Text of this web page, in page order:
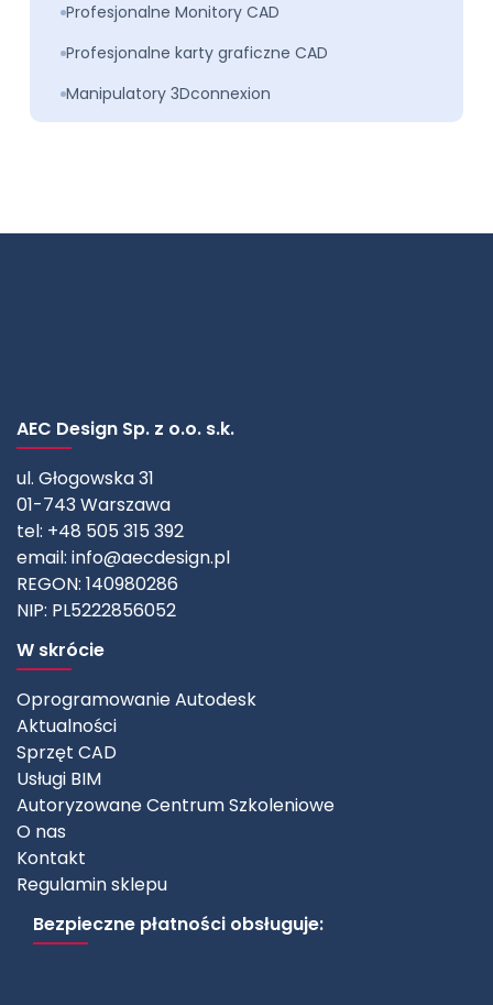
Profesjonalne Monitory CAD
Profesjonalne karty graficzne CAD
Manipulatory 3Dconnexion
AEC Design Sp. z o.o. s.k.
ul. Głogowska 31
01-743 Warszawa
tel: +48 505 315 392
email: info@aecdesign.pl
REGON: 140980286
NIP: PL5222856052
W skrócie
Oprogramowanie Autodesk
Aktualności
Sprzęt CAD
Usługi BIM
Autoryzowane Centrum Szkoleniowe
O nas
Kontakt
Regulamin sklepu
Bezpieczne płatności obsługuje: